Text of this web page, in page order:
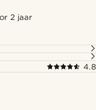
2 jaar
4.8